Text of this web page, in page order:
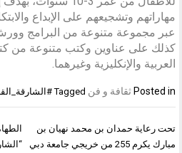
مهاراتهم وتشجيعهم على الإبداع
عبر مجموعة متنوعة من البرامج
كذلك على عناوين وكتب متنوعة من
العربية والإنكليزية وغيرهما.
Posted in ثقافة و فن Tagged
تصفّح
المقالات
تحت رعاية حمدان بن محمد نهيان بن
مبارك يكرم 255 من خريجي جامعة دبي